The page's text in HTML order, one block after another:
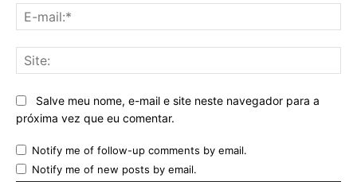
Salve meu nome, e-mail e site neste navegador para a
próxima vez que eu comentar.
Notify me of follow-up comments by email.
Notify me of new posts by email.